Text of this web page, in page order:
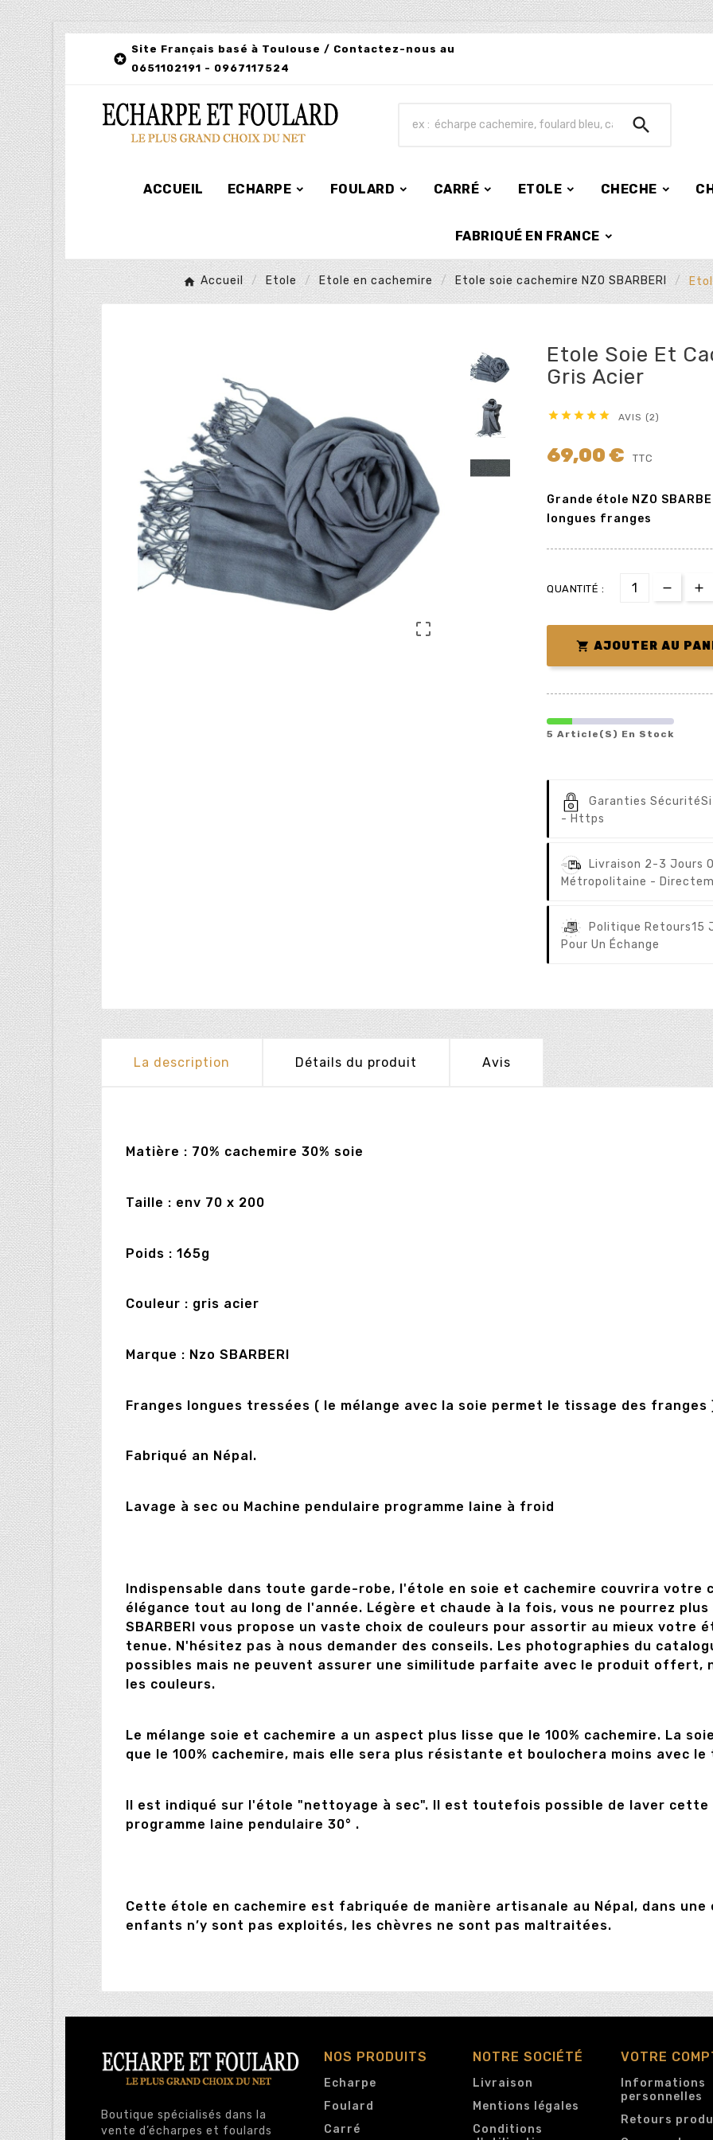

Site Français basé à Toulouse / Contactez-nous au
0651102191 - 0967117524

ACCUEIL ECHARPE FOULARD CARRÉ ETOLE CHECHE
FABRIQUÉ EN FRANCE
Accueil Etole Etole en cachemire Etole soie cachemire NZO SBARBERI

Etole Soie Et
Gris Acier
     AVIS (2)
69,00 € TTC
Grande étole NZO
longues franges
QUANTITÉ :
 AJOUTER AU
5 Article(s) En Stock
Garanties Sécurité
- Https
Livraison 2-3 Jours
Métropolitaine -
Politique Retours15
Pour Un Échange
La description Détails du produit Avis
Matière : 70% cachemire 30% soie
Taille : env 70 x 200
Poids : 165g
Couleur : gris acier
Marque : Nzo SBARBERI
Franges longues tressées ( le mélange avec la soie permet le tissage des franges
Fabriqué an Népal.
Lavage à sec ou Machine pendulaire programme laine à froid
Indispensable dans toute garde-robe, l'étole en soie et cachemire couvrira votre
élégance tout au long de l'année. Légère et chaude à la fois, vous ne pourrez plus
SBARBERI vous propose un vaste choix de couleurs pour assortir au mieux votre
tenue. N'hésitez pas à nous demander des conseils. Les photographies du
possibles mais ne peuvent assurer une similitude parfaite avec le produit offert,
les couleurs.
Le mélange soie et cachemire a un aspect plus lisse que le 100% cachemire. La
que le 100% cachemire, mais elle sera plus résistante et boulochera moins avec le
Il est indiqué sur l'étole "nettoyage à sec". Il est toutefois possible de laver cette
programme laine pendulaire 30° .
Cette étole en cachemire est fabriquée de manière artisanale au Népal, dans
enfants n’y sont pas exploités, les chèvres ne sont pas maltraitées.
Boutique spécialisés dans la
vente d’écharpes et foulards
NOS PRODUITS
Echarpe
Foulard
Carré
NOTRE SOCIÉTÉ
Livraison
Mentions légales
Conditions
VOTRE
Informations
personnelles
Retours